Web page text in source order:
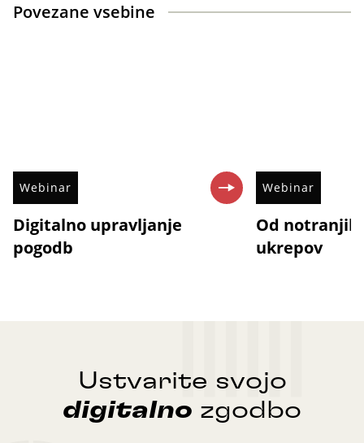
Povezane vsebine
Webinar
Digitalno upravljanje
pogodb
Webinar
Od notranjih
ukrepov
Ustvarite svojo
digitalno zgodbo